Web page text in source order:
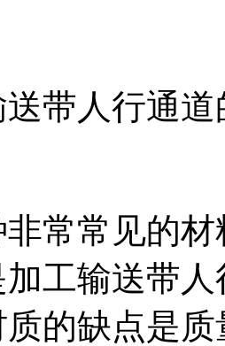
带人行通道
常常见的
工输送带
的缺点是